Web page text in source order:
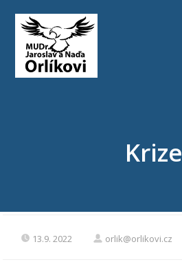
Krize
13.9. 2022 orlik@orlikovi.cz